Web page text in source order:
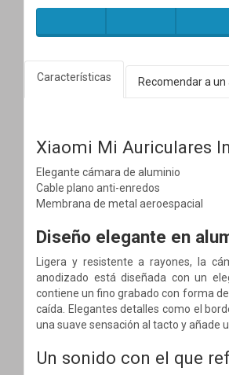
Características Recomendar a un
Xiaomi Mi Auriculares
Elegante cámara de aluminio
Cable plano anti-enredos
Membrana de metal aeroespacial
Diseño elegante en
Ligera y resistente a rayones, la
anodizado está diseñada con un
contiene un fino grabado con forma
caída. Elegantes detalles como el
una suave sensación al tacto y añade
Un sonido con el que